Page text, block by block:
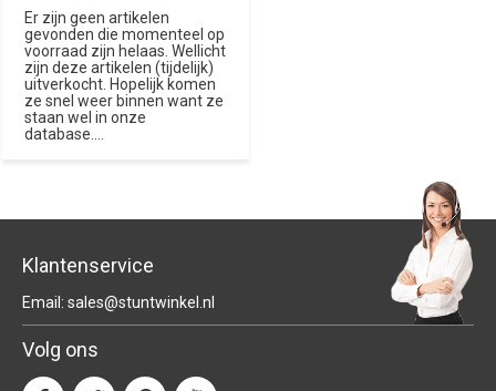
Er zijn geen artikelen
gevonden die momenteel op
voorraad zijn helaas. Wellicht
zijn deze artikelen (tijdelijk)
uitverkocht. Hopelijk komen
ze snel weer binnen want ze
staan wel in onze
database....
Klantenservice
Email: sales@stuntwinkel.nl
Volg ons